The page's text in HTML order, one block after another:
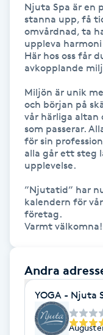
Kroppspeeling
Käkledsbehandling
Kärlbehandling
Laserbehandling
Lashlift Keratin
LED-ljusterapi
LPG
LPG-behandling
Njuta Spa är en
stanna upp, få
omvårdnad, ta
uppleva
Här hos oss får
avkopplande
Miljön är unik
och början på
vår härliga altan
som passerar.
för sin
alla går ett steg
upplevelse.
”Njutatid” har
kalendern för
företag.
Varmt välkomna!
Andra
YOGA - Njuta